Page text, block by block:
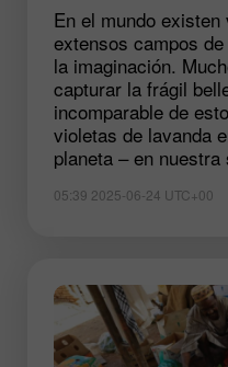
En el mundo
extensos campos
la imaginación.
capturar la frágil
incomparable de
violetas de lavanda
planeta – en
05:39 2025-06-24 UTC+00